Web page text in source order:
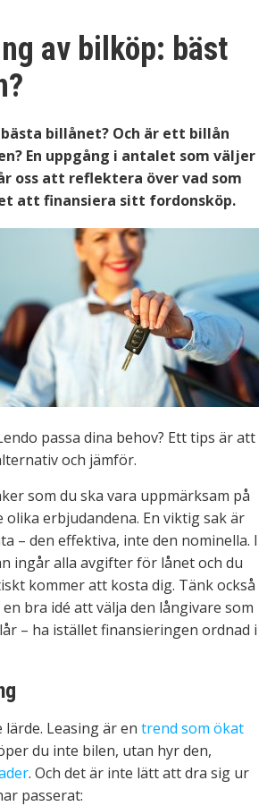
av bilköp: bäst
billånet? Och är ett billån
En uppgång i antalet som väljer
oss att reflektera över vad som
att finansiera sitt fordonsköp.
passa dina behov? Ett tips är att
och jämför.
som du ska vara uppmärksam på
olika erbjudandena. En viktig sak är
– den effektiva, inte den nominella. I
ingår alla avgifter för lånet och du
kommer att kosta dig. Tänk också
bra idé att välja den långivare som
– ha istället finansieringen ordnad i
Leasing är en trend som ökat
du inte bilen, utan hyr den,
. Och det är inte lätt att dra sig ur
passerat: